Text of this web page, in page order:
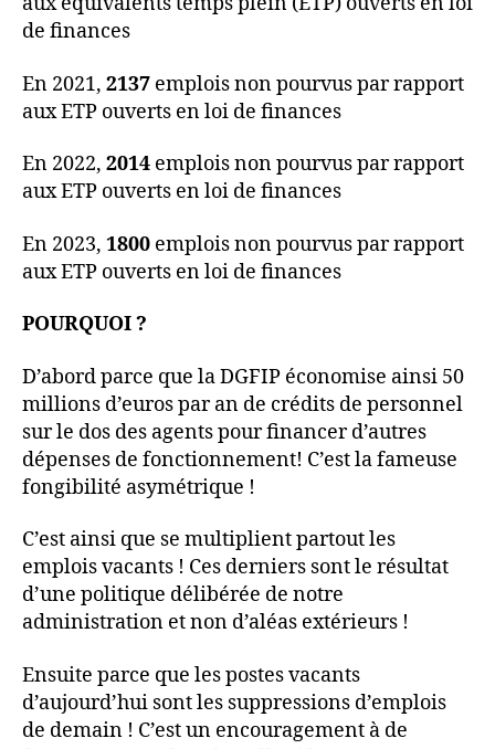
de finances
En 2021, 2137 emplois non pourvus par rapport
aux ETP ouverts en loi de finances
En 2022, 2014 emplois non pourvus par rapport
aux ETP ouverts en loi de finances
En 2023, 1800 emplois non pourvus par rapport
aux ETP ouverts en loi de finances
POURQUOI ?
D’abord parce que la DGFIP économise ainsi 50
millions d’euros par an de crédits de personnel
sur le dos des agents pour financer d’autres
dépenses de fonctionnement! C’est la fameuse
fongibilité asymétrique !
C’est ainsi que se multiplient partout les
emplois vacants ! Ces derniers sont le résultat
d’une politique délibérée de notre
administration et non d’aléas extérieurs !
Ensuite parce que les postes vacants
d’aujourd’hui sont les suppressions d’emplois
de demain ! C’est un encouragement à de